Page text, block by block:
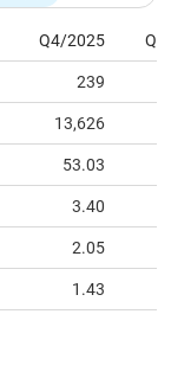
Q4/2025
239
13,626
53.03
3.40
2.05
1.43